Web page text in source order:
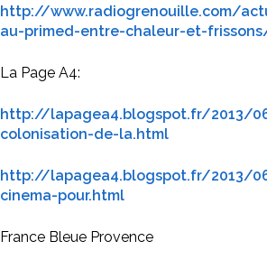
http://www.radiogrenouille.com/
au-primed-entre-chaleur-et-
La Page A4:
http://lapagea4.blogspot.fr/2013/
colonisation-de-la.html
http://lapagea4.blogspot.fr/2013/
cinema-pour.html
France Bleue Provence